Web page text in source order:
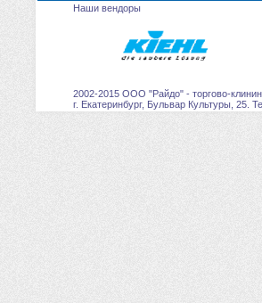
Наши вендоры
2002-2015 ООО "Райдо" - торгово-
г. Екатеринбург, Бульвар Культуры, 25.